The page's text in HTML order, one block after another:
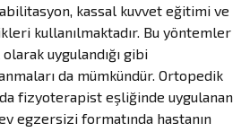
kassal kuvvet eğitimi ve
kullanılmaktadır. Bu yöntemler
uygulandığı gibi
da mümkündür. Ortopedik
fizyoterapist eşliğinde uygulanan
egzersizi formatında hastanın